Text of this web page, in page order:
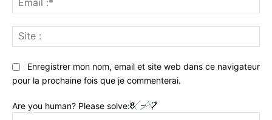
:*
:
Enregistrer mon nom, email et site web dans ce navigateur
pour la prochaine fois que je commenterai.
Are you human? Please solve: